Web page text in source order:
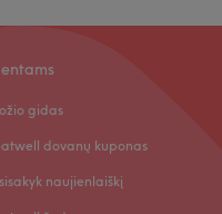
gidas
dovanų kuponas
naujienlaiškį